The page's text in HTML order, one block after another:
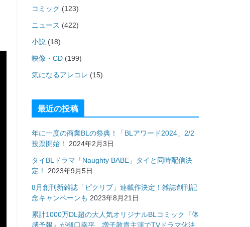
コミック (123)
ニュース (422)
小説 (18)
映像・CD (199)
気になるアレコレ (15)
最近の投稿
年に一度の商業BLの祭典！「BLアワード2024」2/2
投票開始！
2024年2月3日
タイBLドラマ「Naughty BABE」タイと同時配信決
定！
2023年9月5日
8月創刊新雑誌「ピクリブ」連載作決定！雑誌創刊記
念キャンペーンも 2023年8月21日
累計1000万DL超の大人気オリジナルBLコミック『体
感予報』が樋口幸平、増子敦貴主演でTVドラマ化決